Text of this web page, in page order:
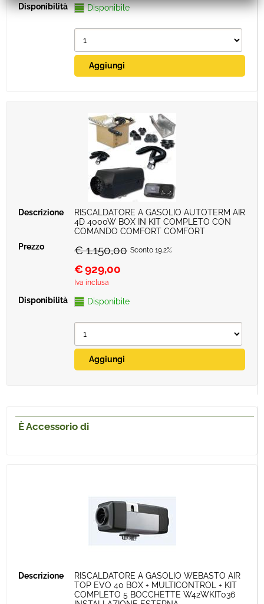
Disponibile
RISCALDATORE A GASOLIO AUTOTERM AIR
4D 4000W BOX IN KIT COMPLETO CON
COMANDO COMFORT COMFORT
€ 1.150,00 Sconto 19.2%
€929,00
Iva inclusa
Disponibile
È Accessorio di
RISCALDATORE A GASOLIO WEBASTO AIR
TOP EVO 40 BOX + MULTICONTROL + KIT
COMPLETO 5 BOCCHETTE W42WKIT036